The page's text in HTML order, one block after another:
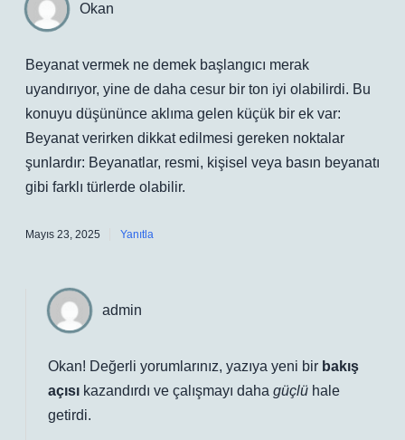
Okan
Beyanat vermek ne demek başlangıcı merak
uyandırıyor, yine de daha cesur bir ton iyi olabilirdi. Bu
konuyu düşününce aklıma gelen küçük bir ek var:
Beyanat verirken dikkat edilmesi gereken noktalar
şunlardır: Beyanatlar, resmi, kişisel veya basın beyanatı
gibi farklı türlerde olabilir.
Mayıs 23, 2025 Yanıtla
admin
Okan! Değerli yorumlarınız, yazıya yeni bir bakış
açısı kazandırdı ve çalışmayı daha güçlü hale
getirdi.